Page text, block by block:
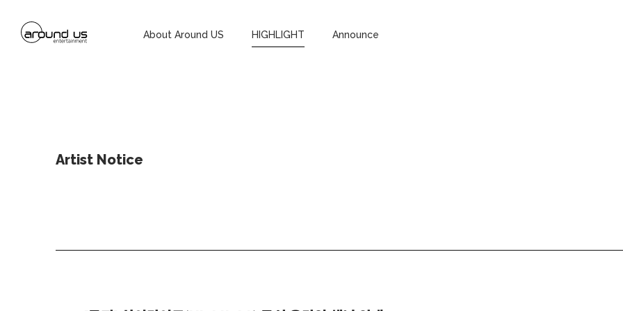
About Around US HIGHLIGHT Announce
Artist Notice